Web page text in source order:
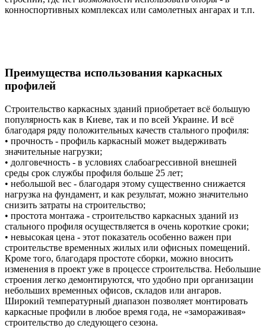
конноспортивных комплексах или самолетных ангарах и т.п.
Преимущества использования каркасных
профилей
Строительство каркасных зданий приобретает всё большую
популярность как в Киеве, так и по всей Украине. И всё
благодаря ряду положительных качеств стального профиля:
• прочность - профиль каркасный может выдерживать
значительные нагрузки;
• долговечность - в условиях слабоагрессивной внешней
среды срок службы профиля больше 25 лет;
• небольшой вес - благодаря этому существенно снижается
нагрузка на фундамент, и как результат, можно значительно
снизить затраты на строительство;
• простота монтажа - строительство каркасных зданий из
стального профиля осуществляется в очень короткие сроки;
• невысокая цена - этот показатель особенно важен при
строительстве временных жилых или офисных помещений.
Кроме того, благодаря простоте сборки, можно вносить
изменения в проект уже в процессе строительства. Небольшие
строения легко демонтируются, что удобно при организации
небольших временных офисов, складов или ангаров.
Широкий температурный диапазон позволяет монтировать
каркасные профили в любое время года, не «замораживая»
строительство до следующего сезона.